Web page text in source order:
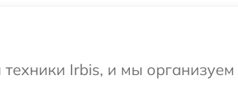
Irbis, и мы организуем